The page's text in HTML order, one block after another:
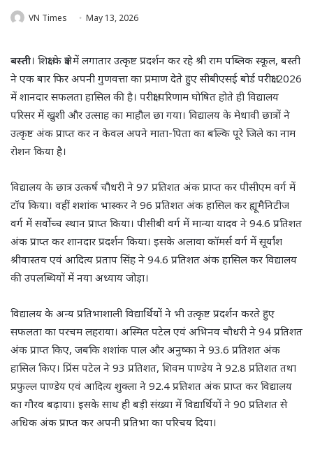
VN Times May 13, 2026
बस्ती। शिक्षा के क्षेत्र में लगातार उत्कृष्ट प्रदर्शन कर रहे श्री राम पब्लिक स्कूल, बस्ती
ने एक बार फिर अपनी गुणवत्ता का प्रमाण देते हुए सीबीएसई बोर्ड परीक्षा 2026
में शानदार सफलता हासिल की है। परीक्षा परिणाम घोषित होते ही विद्यालय
परिसर में खुशी और उत्साह का माहौल छा गया। विद्यालय के मेधावी छात्रों ने
उत्कृष्ट अंक प्राप्त कर न केवल अपने माता-पिता का बल्कि पूरे जिले का नाम
रोशन किया है।
विद्यालय के छात्र उत्कर्ष चौधरी ने 97 प्रतिशत अंक प्राप्त कर पीसीएम वर्ग में
टॉप किया। वहीं शशांक भास्कर ने 96 प्रतिशत अंक हासिल कर ह्यूमैनिटीज
वर्ग में सर्वोच्च स्थान प्राप्त किया। पीसीबी वर्ग में मान्या यादव ने 94.6 प्रतिशत
अंक प्राप्त कर शानदार प्रदर्शन किया। इसके अलावा कॉमर्स वर्ग में सूर्यांश
श्रीवास्तव एवं आदित्य प्रताप सिंह ने 94.6 प्रतिशत अंक हासिल कर विद्यालय
की उपलब्धियों में नया अध्याय जोड़ा।
विद्यालय के अन्य प्रतिभाशाली विद्यार्थियों ने भी उत्कृष्ट प्रदर्शन करते हुए
सफलता का परचम लहराया। अस्मित पटेल एवं अभिनव चौधरी ने 94 प्रतिशत
अंक प्राप्त किए, जबकि शशांक पाल और अनुष्का ने 93.6 प्रतिशत अंक
हासिल किए। प्रिंस पटेल ने 93 प्रतिशत, शिवम पाण्डेय ने 92.8 प्रतिशत तथा
प्रफुल्ल पाण्डेय एवं आदित्य शुक्ला ने 92.4 प्रतिशत अंक प्राप्त कर विद्यालय
का गौरव बढ़ाया। इसके साथ ही बड़ी संख्या में विद्यार्थियों ने 90 प्रतिशत से
अधिक अंक प्राप्त कर अपनी प्रतिभा का परिचय दिया।